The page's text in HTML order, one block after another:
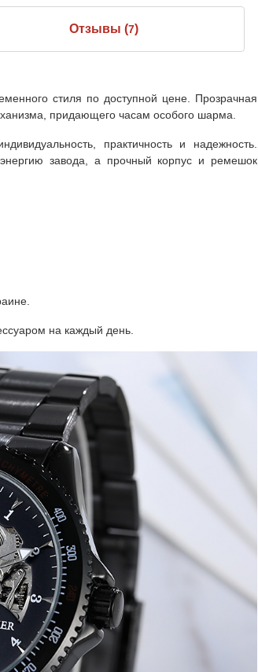
Отзывы (7)
стиля по доступной цене. Прозрачная
придающего часам особого шарма.
практичность и надежность.
завода, а прочный корпус и ремешок
на каждый день.